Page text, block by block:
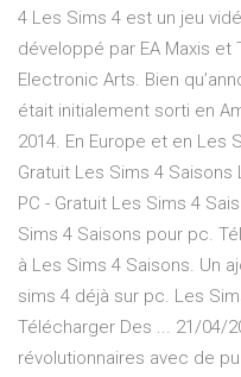
4 Les Sims 4 est un jeu
développé par EA Maxis
Electronic Arts. Bien
était initialement sorti en
2014. En Europe et en Les
Gratuit Les Sims 4
PC - Gratuit Les Sims 4
Sims 4 Saisons pour pc.
à Les Sims 4 Saisons. Un
sims 4 déjà sur pc. Les
Télécharger Des ... 21/04/
révolutionnaires avec de